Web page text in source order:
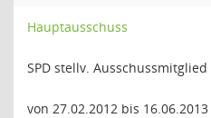
Hauptausschuss
SPD stellv. Ausschussmitglied
von 27.02.2012 bis 16.06.2013